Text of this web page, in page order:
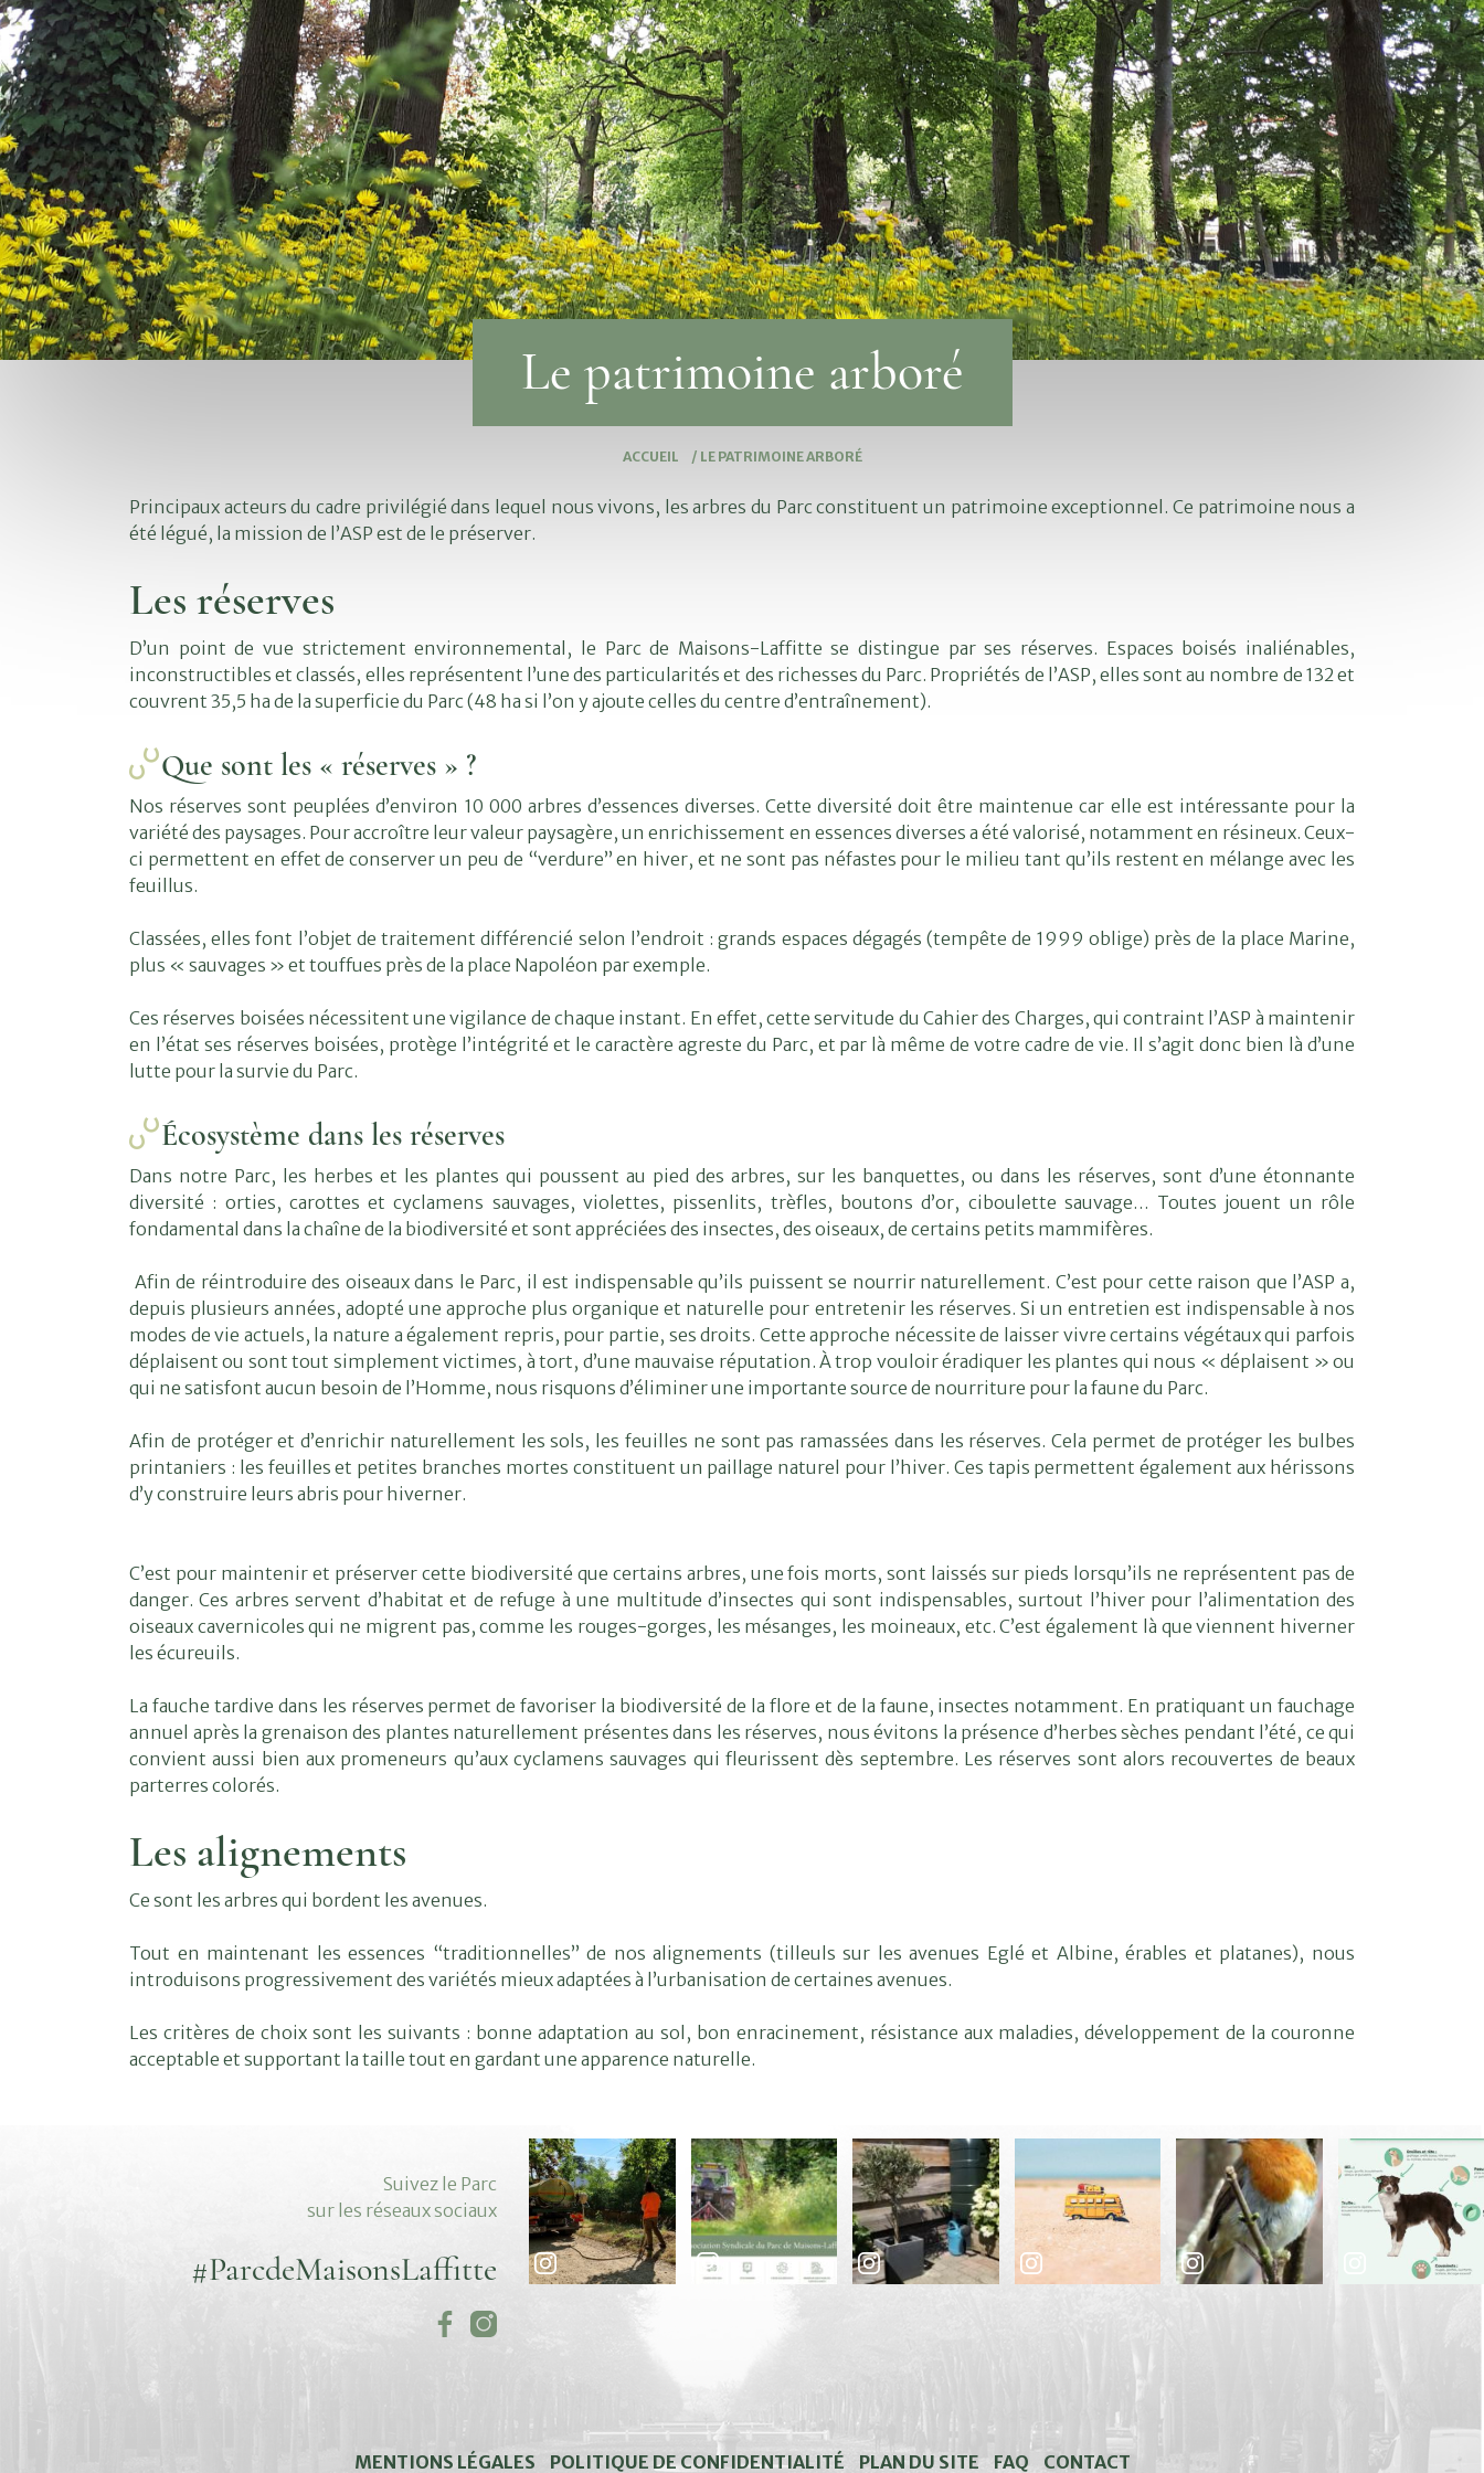
Le patrimoine arboré
ACCUEIL / LE PATRIMOINE ARBORÉ
Principaux acteurs du cadre privilégié dans lequel nous vivons, les arbres du Parc constituent un patrimoine exceptionnel. Ce patrimoine nous a
été légué, la mission de l’ASP est de le préserver.
Les réserves
D’un point de vue strictement environnemental, le Parc de Maisons-Laffitte se distingue par ses réserves. Espaces boisés inaliénables,
inconstructibles et classés, elles représentent l’une des particularités et des richesses du Parc. Propriétés de l’ASP, elles sont au nombre de 132 et
couvrent 35,5 ha de la superficie du Parc (48 ha si l’on y ajoute celles du centre d’entraînement).
Que sont les « réserves » ?
Nos réserves sont peuplées d’environ 10 000 arbres d’essences diverses. Cette diversité doit être maintenue car elle est intéressante pour la
variété des paysages. Pour accroître leur valeur paysagère, un enrichissement en essences diverses a été valorisé, notamment en résineux. Ceux-
ci permettent en effet de conserver un peu de “verdure” en hiver, et ne sont pas néfastes pour le milieu tant qu’ils restent en mélange avec les
feuillus.
Classées, elles font l’objet de traitement différencié selon l’endroit : grands espaces dégagés (tempête de 1999 oblige) près de la place Marine,
plus « sauvages » et touffues près de la place Napoléon par exemple.
Ces réserves boisées nécessitent une vigilance de chaque instant. En effet, cette servitude du Cahier des Charges, qui contraint l’ASP à maintenir
en l’état ses réserves boisées, protège l’intégrité et le caractère agreste du Parc, et par là même de votre cadre de vie. Il s’agit donc bien là d’une
lutte pour la survie du Parc.
Écosystème dans les réserves
Dans notre Parc, les herbes et les plantes qui poussent au pied des arbres, sur les banquettes, ou dans les réserves, sont d’une étonnante
diversité : orties, carottes et cyclamens sauvages, violettes, pissenlits, trèfles, boutons d’or, ciboulette sauvage… Toutes jouent un rôle
fondamental dans la chaîne de la biodiversité et sont appréciées des insectes, des oiseaux, de certains petits mammifères.
Afin de réintroduire des oiseaux dans le Parc, il est indispensable qu’ils puissent se nourrir naturellement. C’est pour cette raison que l’ASP a,
depuis plusieurs années, adopté une approche plus organique et naturelle pour entretenir les réserves. Si un entretien est indispensable à nos
modes de vie actuels, la nature a également repris, pour partie, ses droits. Cette approche nécessite de laisser vivre certains végétaux qui parfois
déplaisent ou sont tout simplement victimes, à tort, d’une mauvaise réputation. À trop vouloir éradiquer les plantes qui nous « déplaisent » ou
qui ne satisfont aucun besoin de l’Homme, nous risquons d’éliminer une importante source de nourriture pour la faune du Parc.
Afin de protéger et d’enrichir naturellement les sols, les feuilles ne sont pas ramassées dans les réserves. Cela permet de protéger les bulbes
printaniers : les feuilles et petites branches mortes constituent un paillage naturel pour l’hiver. Ces tapis permettent également aux hérissons
d’y construire leurs abris pour hiverner.
C’est pour maintenir et préserver cette biodiversité que certains arbres, une fois morts, sont laissés sur pieds lorsqu’ils ne représentent pas de
danger. Ces arbres servent d’habitat et de refuge à une multitude d’insectes qui sont indispensables, surtout l’hiver pour l’alimentation des
oiseaux cavernicoles qui ne migrent pas, comme les rouges-gorges, les mésanges, les moineaux, etc. C’est également là que viennent hiverner
les écureuils.
La fauche tardive dans les réserves permet de favoriser la biodiversité de la flore et de la faune, insectes notamment. En pratiquant un fauchage
annuel après la grenaison des plantes naturellement présentes dans les réserves, nous évitons la présence d’herbes sèches pendant l’été, ce qui
convient aussi bien aux promeneurs qu’aux cyclamens sauvages qui fleurissent dès septembre. Les réserves sont alors recouvertes de beaux
parterres colorés.
Les alignements
Ce sont les arbres qui bordent les avenues.
Tout en maintenant les essences “traditionnelles” de nos alignements (tilleuls sur les avenues Eglé et Albine, érables et platanes), nous
introduisons progressivement des variétés mieux adaptées à l’urbanisation de certaines avenues.
Les critères de choix sont les suivants : bonne adaptation au sol, bon enracinement, résistance aux maladies, développement de la couronne
acceptable et supportant la taille tout en gardant une apparence naturelle.
Suivez le Parc
sur les réseaux sociaux
#ParcdeMaisonsLaffitte
MENTIONS LÉGALES POLITIQUE DE CONFIDENTIALITÉ PLAN DU SITE FAQ CONTACT